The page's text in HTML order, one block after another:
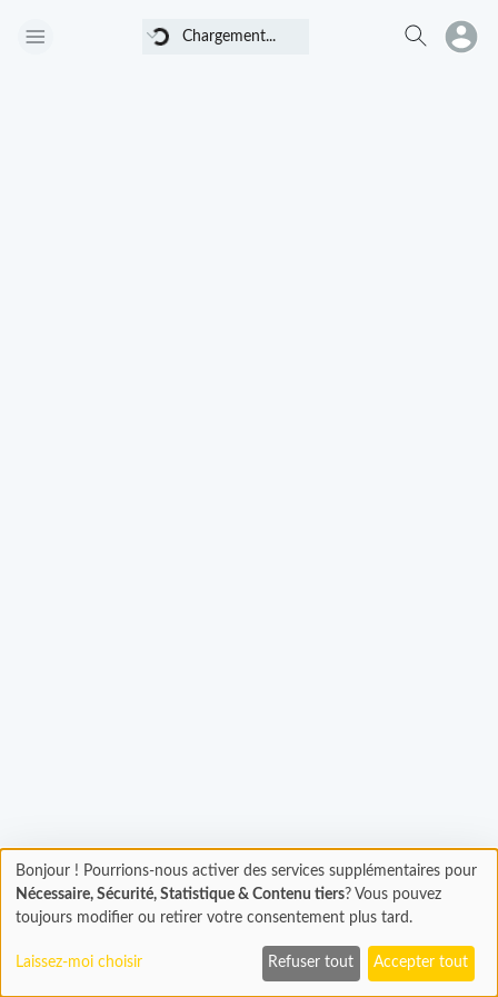
Chargement... Chargement...
Chargement
En cours...
Bonjour ! Pourrions-nous activer des services supplémentaires pour
Nécessaire, Sécurité, Statistique & Contenu tiers? Vous pouvez
toujours modifier ou retirer votre consentement plus tard.
Laissez-moi choisir Refuser tout Accepter tout